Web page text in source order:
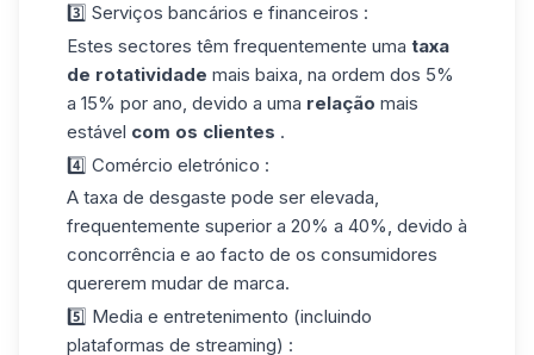
3️⃣ Serviços bancários e financeiros :
Estes sectores têm frequentemente uma taxa
de rotatividade mais baixa, na ordem dos 5%
a 15% por ano, devido a uma relação mais
estável com os clientes .
4️⃣ Comércio eletrónico :
A taxa de desgaste pode ser elevada,
frequentemente superior a 20% a 40%, devido à
concorrência e ao facto de os consumidores
quererem mudar de marca.
5️⃣ Media e entretenimento (incluindo
plataformas de streaming) :